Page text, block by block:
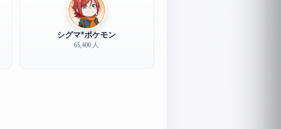
シグマ*ポケモン
65,400 人